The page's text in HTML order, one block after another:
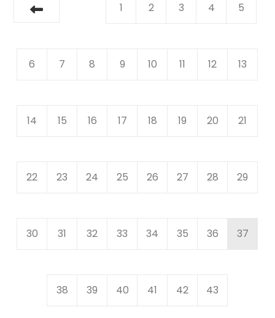
1 2 3 4 5
6 7 8 9 10 11 12 13
14 15 16 17 18 19 20 21
22 23 24 25 26 27 28 29
30 31 32 33 34 35 36 37
38 39 40 41 42 43